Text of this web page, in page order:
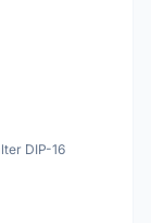
DIP-16